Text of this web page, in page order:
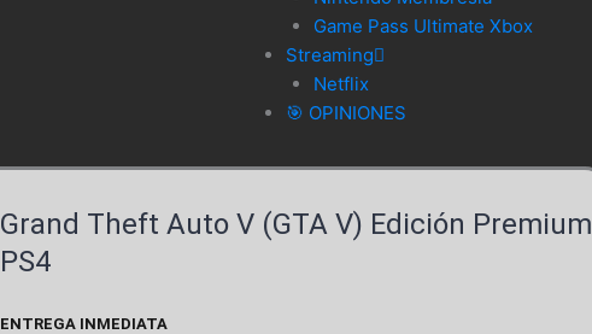
Game Pass Ultimate Xbox
Streaming
Netflix
🎯 OPINIONES
Grand Theft Auto V (GTA V) Edición Premium
PS4
ENTREGA INMEDIATA